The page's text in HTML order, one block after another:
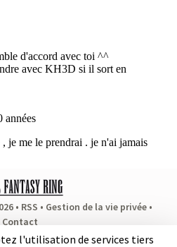
• RSS • Gestion de la vie privée•
Contact
Dragon Quest Fan •Puissance Zelda
l'utilisation de services tiers